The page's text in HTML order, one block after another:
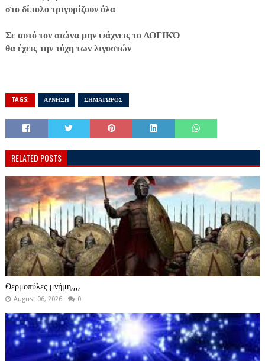
στο δίπολο τριγυρίζουν όλα
Σε αυτό τον αιώνα μην ψάχνεις το ΛΟΓΙΚΌ
θα έχεις την τύχη των λιγοστών
TAGS: ΑΡΝΗΣΗ ΣΗΜΑΤΩΡΟΣ
RELATED POSTS
Θερμοπύλες μνήμη,,,,
August 06, 2026 0